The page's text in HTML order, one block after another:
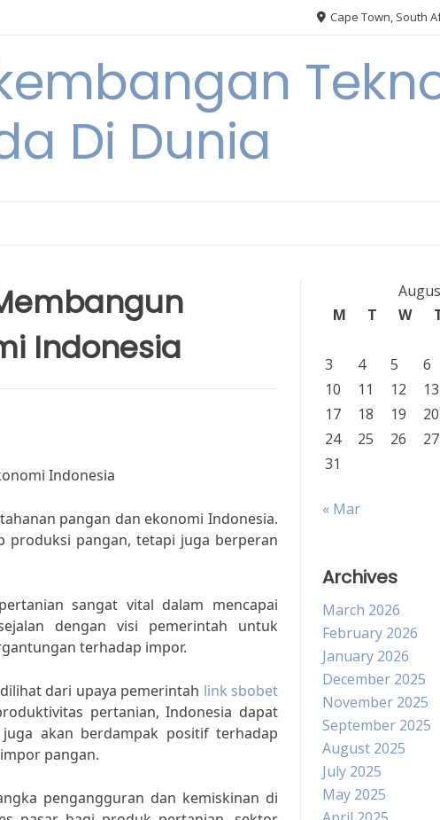
Cape Town, South
Di Dunia
Indonesia
Indonesia
pangan dan ekonomi Indonesia.
produksi pangan, tetapi juga berperan
sangat vital dalam mencapai
dengan visi pemerintah untuk
terhadap impor.
dari upaya pemerintah link sbobet
pertanian, Indonesia dapat
akan berdampak positif terhadap
pangan.
pengangguran dan kemiskinan di
M
T W
3
4 5 6
10
11 12 13
17
18 19 20
24
25 26 27
31
« Mar
Archives
March 2026
February 2026
January 2026
December 2025
November 2025
September 2025
August 2025
July 2025
May 2025